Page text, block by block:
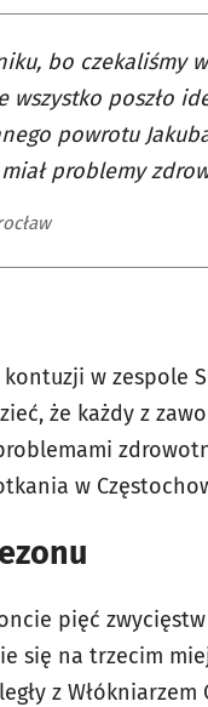
bo czekaliśmy
wszystko poszło
powrotu
problemy
kontuzji w
że każdy z
w
pięć
się na trzecim
z